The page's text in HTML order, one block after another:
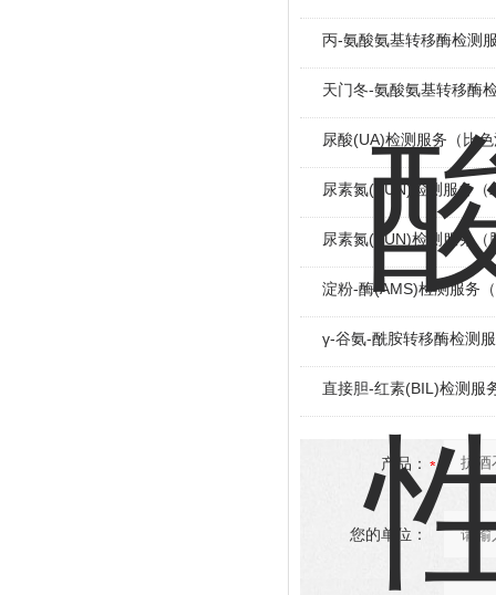
丙-氨酸氨基转移酶检测
天门冬-氨酸氨基转移酶
尿酸(UA)检测服务（比
尿素氮(BUN)检测服务
尿素氮(BUN)检测服务（
淀粉-酶(AMS)检测服务
γ-谷氨-酰胺转移酶检测
直接胆-红素(BIL)检测服
产品：
您的单位：